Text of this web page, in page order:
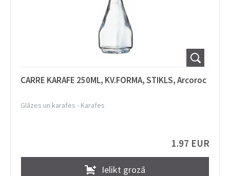
CARRE KARAFE 250ML, KV.FORMA, STIKLS, Arcoroc
Glāzes un karafes - Karafes
1.97 EUR
Ielikt grozā